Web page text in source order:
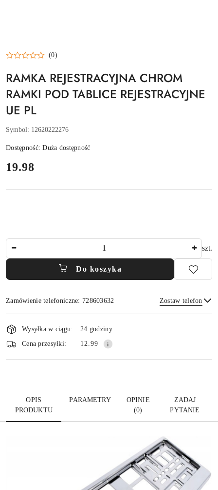
(0)
RAMKA REJESTRACYJNA CHROM
RAMKI POD TABLICE REJESTRACYJNE
UE PL
Symbol: 12620222276
Dostępność:Duża dostępność
cena:
19.98
szt.
Do koszyka
Zamówienie telefoniczne: 728603632 Zostaw telefon
Wyślij
Dostępność
i
dostawa
Wysyłka w ciągu:
24 godziny
Cena przesyłki:
12.99
OPIS
PRODUKTU
PARAMETRY
OPINIE
(0)
ZADAJ
PYTANIE